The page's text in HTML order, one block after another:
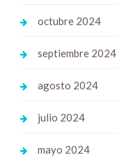
octubre 2024
septiembre 2024
agosto 2024
julio 2024
mayo 2024